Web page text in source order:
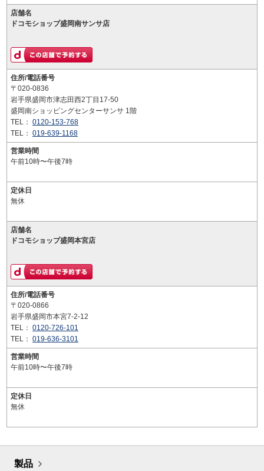
店舗名
ドコモショップ盛岡南サンサ店
住所/電話番号
〒020-0836
岩手県盛岡市津志田西2丁目17-50
盛岡南ショッピングセンターサンサ 1階
TEL： 0120-153-768
TEL： 019-639-1168
営業時間
午前10時〜午後7時
定休日
無休
店舗名
ドコモショップ盛岡本宮店
住所/電話番号
〒020-0866
岩手県盛岡市本宮7-2-12
TEL： 0120-726-101
TEL： 019-636-3101
営業時間
午前10時〜午後7時
定休日
無休
製品